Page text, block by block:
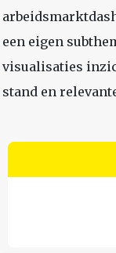
een eigen
visualisaties
stand en